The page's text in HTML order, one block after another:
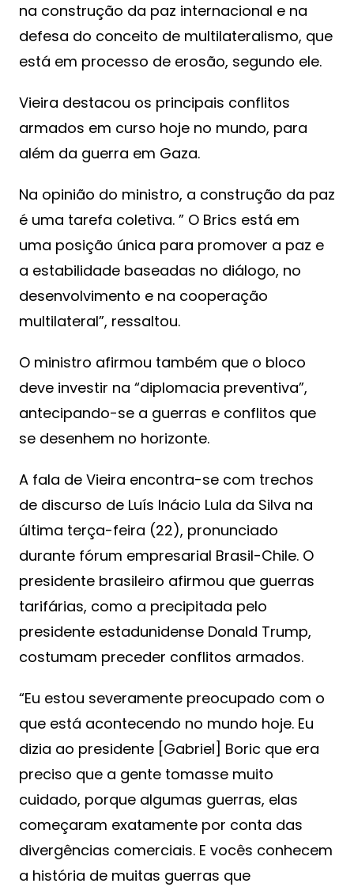
na construção da paz internacional e na
defesa do conceito de multilateralismo, que
está em processo de erosão, segundo ele.
Vieira destacou os principais conflitos
armados em curso hoje no mundo, para
além da guerra em Gaza.
Na opinião do ministro, a construção da paz
é uma tarefa coletiva. ” O Brics está em
uma posição única para promover a paz e
a estabilidade baseadas no diálogo, no
desenvolvimento e na cooperação
multilateral”, ressaltou.
O ministro afirmou também que o bloco
deve investir na “diplomacia preventiva”,
antecipando-se a guerras e conflitos que
se desenhem no horizonte.
A fala de Vieira encontra-se com trechos
de discurso de Luís Inácio Lula da Silva na
última terça-feira (22), pronunciado
durante fórum empresarial Brasil-Chile. O
presidente brasileiro afirmou que guerras
tarifárias, como a precipitada pelo
presidente estadunidense Donald Trump,
costumam preceder conflitos armados.
“Eu estou severamente preocupado com o
que está acontecendo no mundo hoje. Eu
dizia ao presidente [Gabriel] Boric que era
preciso que a gente tomasse muito
cuidado, porque algumas guerras, elas
começaram exatamente por conta das
divergências comerciais. E vocês conhecem
a história de muitas guerras que